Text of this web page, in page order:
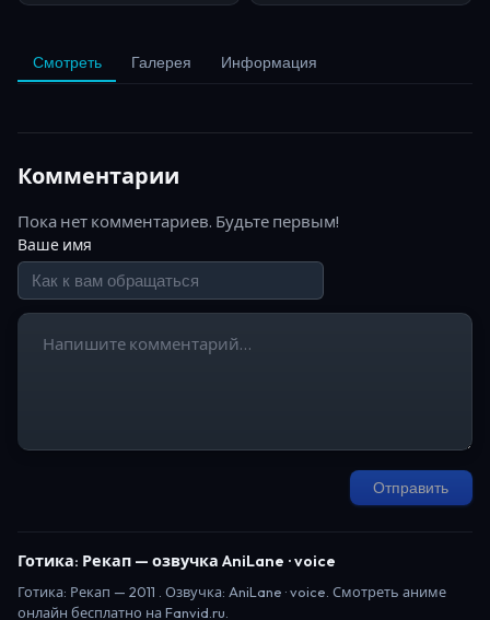
Смотреть Галерея Информация
Комментарии
Пока нет комментариев. Будьте первым!
Ваше имя
Отправить
Готика: Рекап — озвучка AniLane · voice
Готика: Рекап — 2011 . Озвучка: AniLane · voice. Смотреть аниме
онлайн бесплатно на Fanvid.ru.